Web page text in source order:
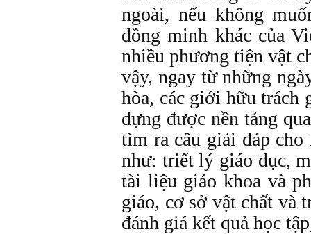
ngoài, nếu không
đồng minh khác của
nhiều phương tiện vật
vậy, ngay từ những
hòa, các giới hữu trách
dựng được nền tảng
tìm ra câu giải đáp
như: triết lý giáo dục,
tài liệu giáo khoa và
giáo, cơ sở vật chất và
đánh giá kết quả học